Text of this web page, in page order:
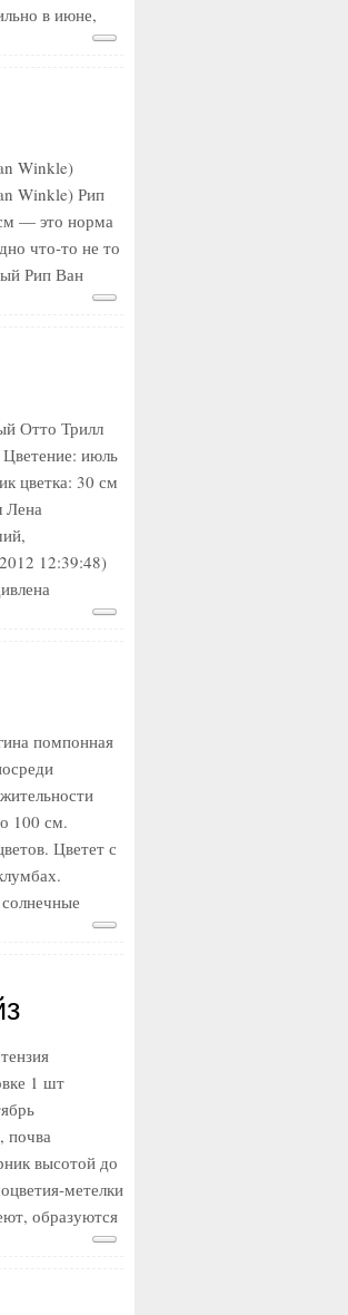
в июне,
Winkle)
Winkle) Рип
— это норма
что-то не то
Рип Ван
Отто Трилл
июль
цветка: 30 см
Лена
12:39:48)
помпонная
100 см.
Цветет с
1 шт
почва
высотой до
метелки
образуются